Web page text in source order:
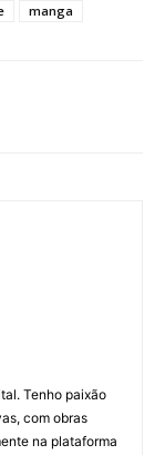
manga
Tenho paixão
com obras
na plataforma